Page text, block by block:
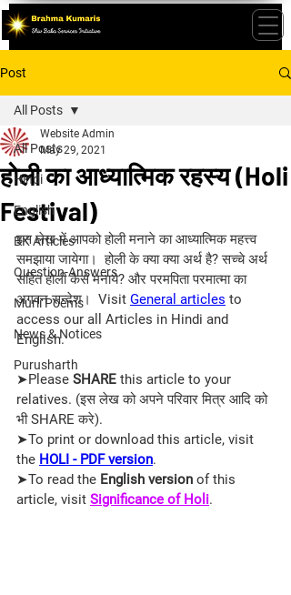
Post
All Posts
Hindi
English
BK Articles
Question-Answers
Murli Poems
News & Notices
Purusharth
All Posts
होली का आध्यात्मिक रहस्य (Holi
Festival)
Website Admin
May 29, 2021
इस लेख में आपको होली मनाने का आध्यात्मिक महत्त्व
समझाया जायेगा।  होली के क्या क्या अर्थ है? सच्चे अर्थ
सहित होली कैसे मनाये? और परमपिता परमात्मा का
अगवन सन्देश।  Visit General articles to
access our all Articles in Hindi and
English.
➤Please SHARE this article to your
relatives. (इस लेख को अपने परिवार मित्र आदि को
भी SHARE करे).
➤To print or download this article, visit
the HOLI - PDF version.
➤To read the English version of this
article, visit Significance of Holi.